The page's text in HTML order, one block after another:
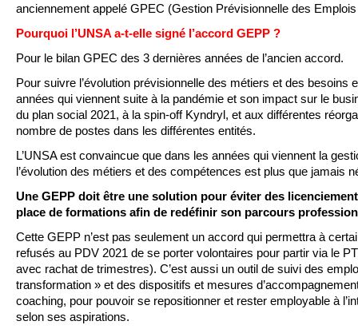
anciennement appelé GPEC (Gestion Prévisionnelle des
Pourquoi l’UNSA a-t-elle signé l’accord GEPP ?
Pour le bilan GPEC des 3 dernières années de l’ancien accord.
Pour suivre l’évolution prévisionnelle des métiers et des besoins
années qui viennent suite à la pandémie et son impact sur le
du plan social 2021, à la spin-off Kyndryl, et aux différentes
nombre de postes dans les différentes entités.
L’UNSA est convaincue que dans les années qui viennent la
l’évolution des métiers et des compétences est plus que jamais
Une GEPP doit être une solution pour éviter des
place de formations afin de redéfinir son parcours
Cette GEPP n’est pas seulement un accord qui permettra à
refusés au PDV 2021 de se porter volontaires pour partir via le
avec rachat de trimestres). C’est aussi un outil de suivi des
transformation » et des dispositifs et mesures
coaching, pour pouvoir se repositionner et rester employable à
selon ses aspirations.